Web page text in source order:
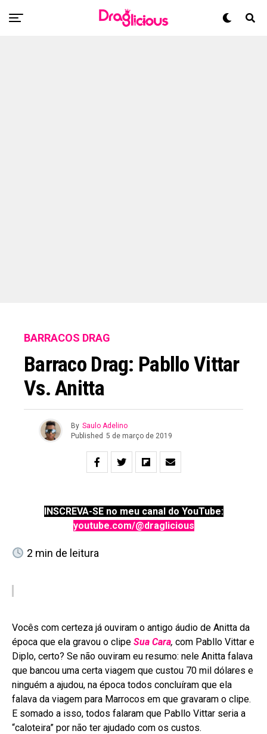
BARRACOS DRAG
Barraco Drag: Pabllo Vittar
Vs. Anitta
By Saulo Adelino
Published 5 de março de 2019
INSCREVA-SE no meu canal do YouTube:
youtube.com/@draglicious
2 min de leitura
Vocês com certeza já ouviram o antigo áudio de Anitta da
época que ela gravou o clipe Sua Cara, com Pabllo Vittar e
Diplo, certo? Se não ouviram eu resumo: nele Anitta falava
que bancou uma certa viagem que custou 70 mil dólares e
ninguém a ajudou, na época todos concluíram que ela
falava da viagem para Marrocos em que gravaram o clipe.
E somado a isso, todos falaram que Pabllo Vittar seria a
“caloteira” por não ter ajudado com os custos.